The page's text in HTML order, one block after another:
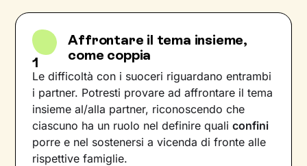
1
Affrontare il tema insieme,
come coppia
Le difficoltà con i suoceri riguardano entrambi
i partner. Potresti provare ad affrontare il tema
insieme al/alla partner, riconoscendo che
ciascuno ha un ruolo nel definire qualiconfini
porre e nel sostenersi a vicenda di fronte alle
rispettive famiglie.